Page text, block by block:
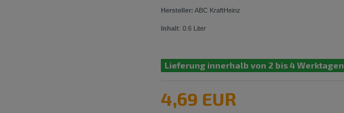
Hersteller: ABC KraftHeinz
Inhalt:0.6 Liter
Lieferung innerhalb von 2 bis 4 Werktagen
4,69 EUR